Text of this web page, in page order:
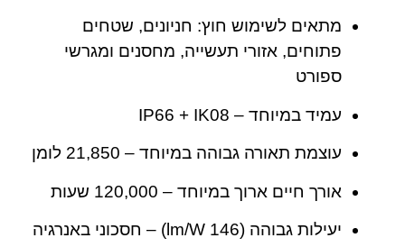
מתאים לשימוש חוץ: חניונים, שטחים
פתוחים, אזורי תעשייה, מחסנים ומגרשי
ספורט
עמיד במיוחד – IP66 + IK08
עוצמת תאורה גבוהה במיוחד – ‎21,850 לומן
אורך חיים ארוך במיוחד – ‎120,000 שעות
יעילות גבוהה (146 lm/W) – חסכוני באנרגיה